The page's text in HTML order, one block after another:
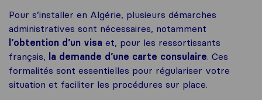
Pour s’installer en Algérie, plusieurs démarches
administratives sont nécessaires, notamment
l’obtention d’un visa et, pour les ressortissants
français, la demande d’une carte consulaire. Ces
formalités sont essentielles pour régulariser votre
situation et faciliter les procédures sur place.